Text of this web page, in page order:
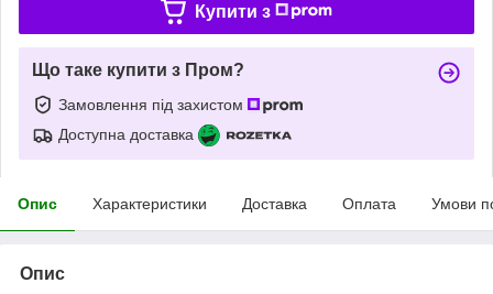
Купити з
Що таке купити з Пром?
Замовлення під захистом
Доступна доставка
Опис Характеристики Доставка Оплата Умови
Опис